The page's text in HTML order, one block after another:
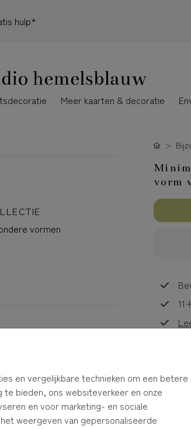
hulp*
Meer kaarten & decoratie
en vergelijkbare technieken om een betere
te bieden, ons websiteverkeer en onze
en voor marketing- en sociale
weergeven van gepersonaliseerde
vormen
vorm